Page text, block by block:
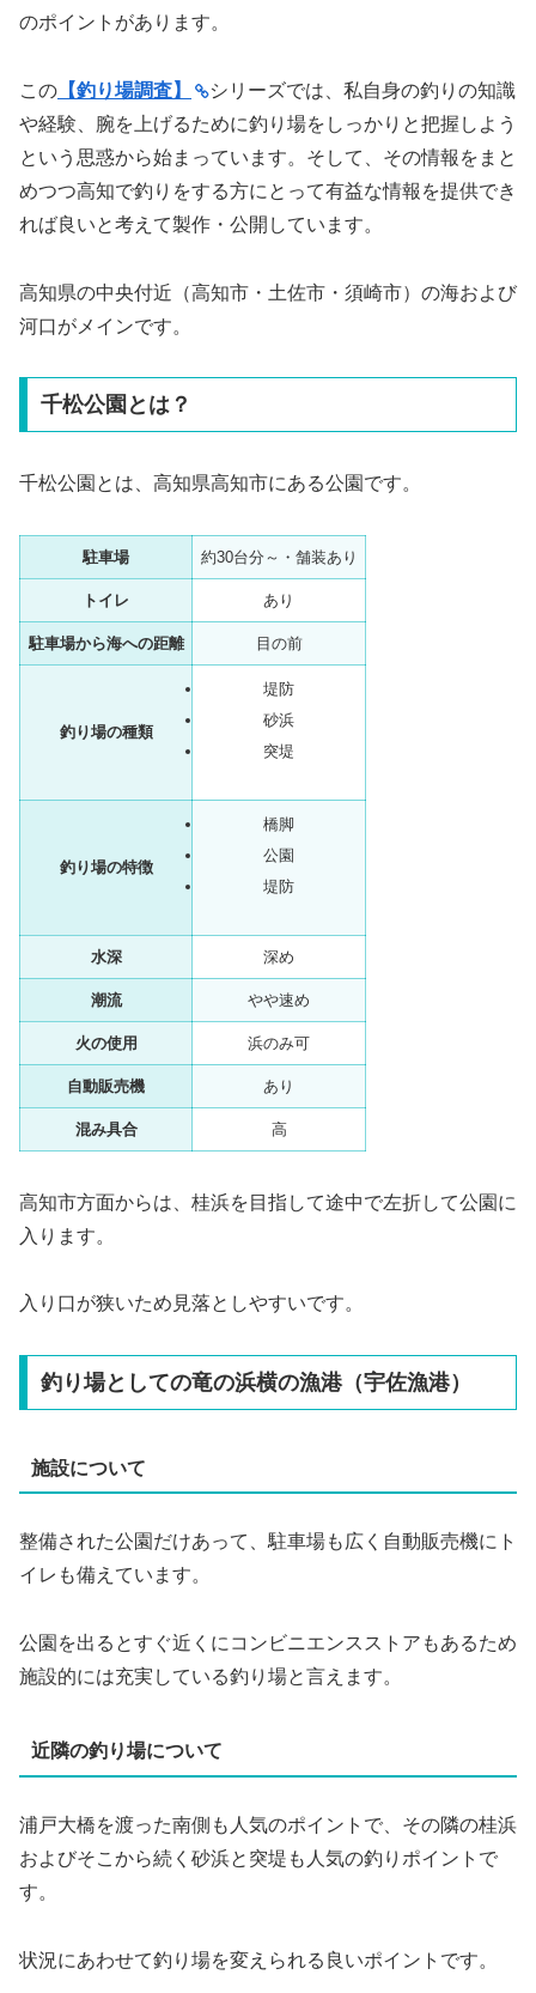
のポイントがあります。
この 【釣り場調査】
シリーズでは、私自身の釣りの知識
や経験、腕を上げるために釣り場をしっかりと把握しよう
という思惑から始まっています。そして、その情報をまと
めつつ高知で釣りをする方にとって有益な情報を提供でき
れば良いと考えて製作・公開しています。
高知県の中央付近（高知市・土佐市・須崎市）の海および
河口がメインです。
千松公園とは？
千松公園とは、高知県高知市にある公園です。
駐車場 約30台分～・舗装あり
トイレ あり
駐車場から海への距離 目の前
釣り場の種類
堤防
砂浜
突堤
釣り場の特徴
橋脚
公園
堤防
水深 深め
潮流 やや速め
火の使用 浜のみ可
自動販売機 あり
混み具合 高
高知市方面からは、桂浜を目指して途中で左折して公園に
入ります。
入り口が狭いため見落としやすいです。
釣り場としての竜の浜横の漁港（宇佐漁港）
施設について
整備された公園だけあって、駐車場も広く自動販売機にト
イレも備えています。
公園を出るとすぐ近くにコンビニエンスストアもあるため
施設的には充実している釣り場と言えます。
近隣の釣り場について
浦戸大橋を渡った南側も人気のポイントで、その隣の桂浜
およびそこから続く砂浜と突堤も人気の釣りポイントで
す。
状況にあわせて釣り場を変えられる良いポイントです。